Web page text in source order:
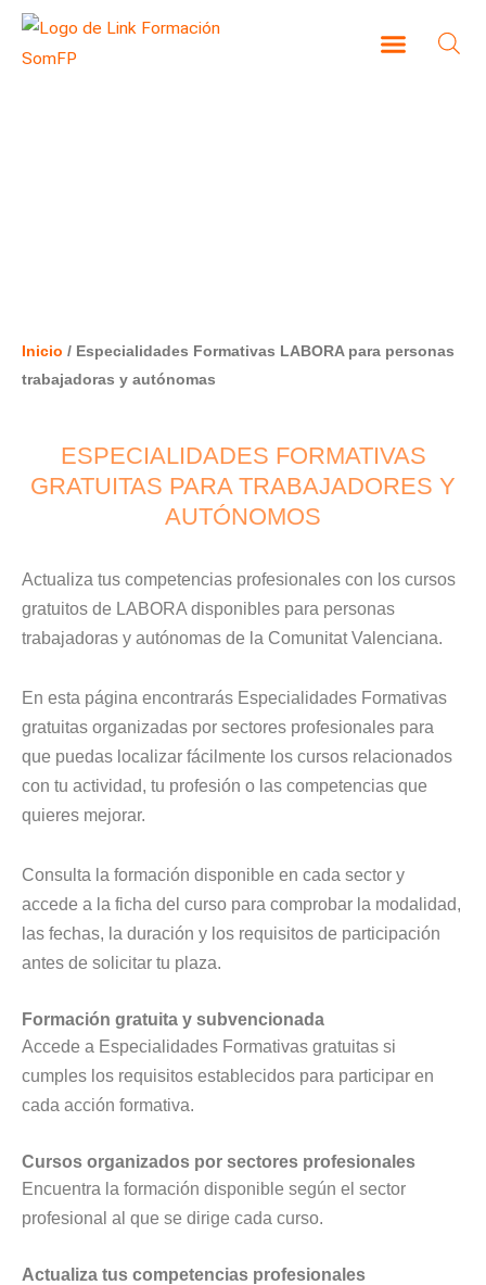
Inicio / Especialidades Formativas LABORA para personas
trabajadoras y autónomas
ESPECIALIDADES FORMATIVAS
GRATUITAS PARA TRABAJADORES Y
AUTÓNOMOS
Actualiza tus competencias profesionales con los cursos
gratuitos de LABORA disponibles para personas
trabajadoras y autónomas de la Comunitat Valenciana.
En esta página encontrarás Especialidades Formativas
gratuitas organizadas por sectores profesionales para
que puedas localizar fácilmente los cursos relacionados
con tu actividad, tu profesión o las competencias que
quieres mejorar.
Consulta la formación disponible en cada sector y
accede a la ficha del curso para comprobar la modalidad,
las fechas, la duración y los requisitos de participación
antes de solicitar tu plaza.
Formación gratuita y subvencionada
Accede a Especialidades Formativas gratuitas si
cumples los requisitos establecidos para participar en
cada acción formativa.
Cursos organizados por sectores profesionales
Encuentra la formación disponible según el sector
profesional al que se dirige cada curso.
Actualiza tus competencias profesionales